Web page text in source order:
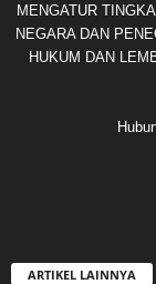
MENGATUR
NEGARA DAN
HUKUM DAN
ARTIKEL LAINNYA